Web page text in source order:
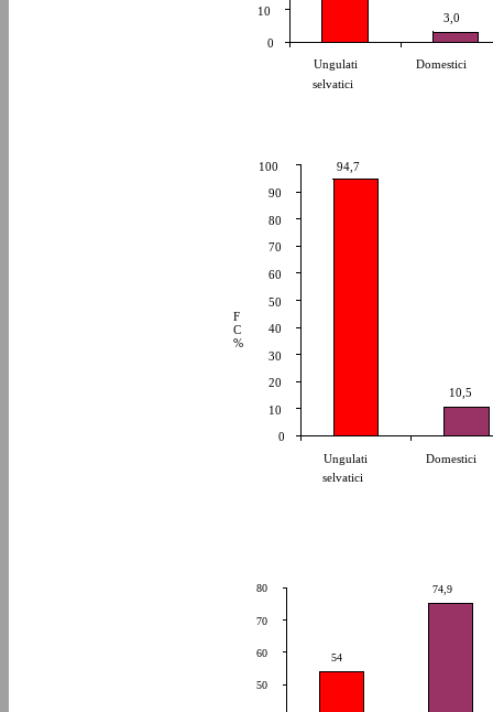
94,7
10,5
0
10
20
30
40
50
60
70
80
90
100
Ungulati
selvatici
Domestici
F
C
%
74,9
54
50
60
70
80
3,0
0
10
Ungulati
selvatici
Domestici